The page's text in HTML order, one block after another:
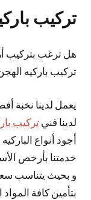
تركيب
هل ترغب بتركيب
تركيب باركيه
يعمل لدينا نخبة
لدينا فنيتركيب
أجود أنواع
خدمتنا بأرخص
و بحيث يتناسب
بتأمين كافة المواد